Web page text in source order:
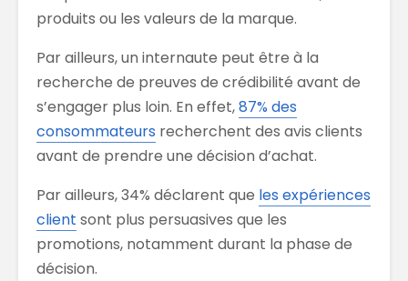
produits ou les valeurs de la marque.
Par ailleurs, un internaute peut être à la
recherche de preuves de crédibilité avant de
s’engager plus loin. En effet,87% des
consommateurs recherchent des avis clients
avant de prendre une décision d’achat.
Par ailleurs, 34% déclarent que les expériences
client sont plus persuasives que les
promotions, notamment durant la phase de
décision.